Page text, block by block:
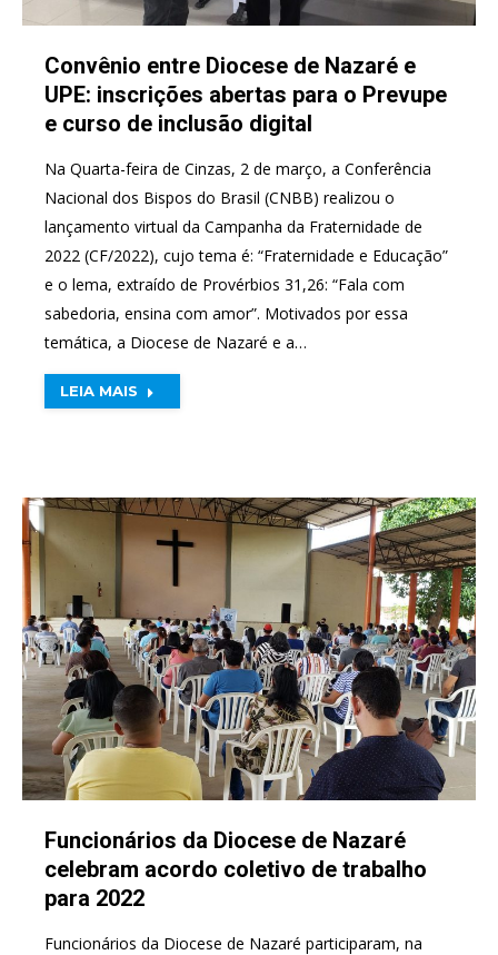
Convênio entre Diocese de Nazaré e
UPE: inscrições abertas para o Prevupe
e curso de inclusão digital
Na Quarta-feira de Cinzas, 2 de março, a Conferência
Nacional dos Bispos do Brasil (CNBB) realizou o
lançamento virtual da Campanha da Fraternidade de
2022 (CF/2022), cujo tema é: “Fraternidade e Educação”
e o lema, extraído de Provérbios 31,26: “Fala com
sabedoria, ensina com amor”. Motivados por essa
temática, a Diocese de Nazaré e a…
LEIA MAIS
Funcionários da Diocese de Nazaré
celebram acordo coletivo de trabalho
para 2022
Funcionários da Diocese de Nazaré participaram, na